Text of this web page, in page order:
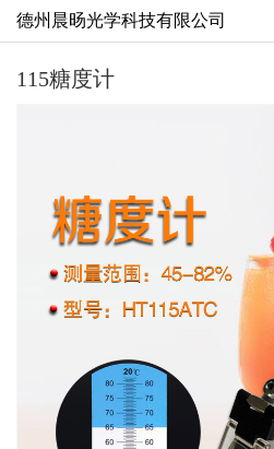
德州晨旸光学科技有限公司
115糖度计